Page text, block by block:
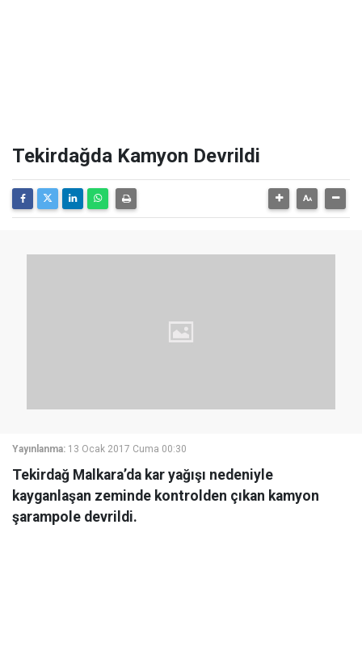
Tekirdağda Kamyon Devrildi
Yayınlanma: 13 Ocak 2017 Cuma 00:30
Tekirdağ Malkara’da kar yağışı nedeniyle
kayganlaşan zeminde kontrolden çıkan kamyon
şarampole devrildi.